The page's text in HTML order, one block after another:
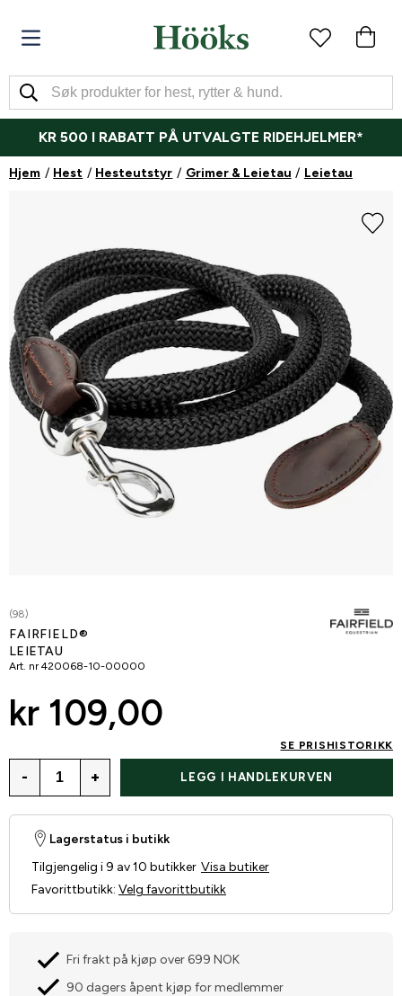
KR 500 I RABATT PÅ UTVALGTE RIDEHJELMER*
Hjem Hest Hesteutstyr Grimer & Leietau Leietau
(98)
FAIRFIELD®
LEIETAU
Art. nr 420068-10-00000
kr 109,00
SE PRISHISTORIKK
- + LEGG I HANDLEKURVEN
Lagerstatus i butikk
Tilgjengelig i 9 av 10 butikker Visa butiker
Favorittbutikk: Velg favorittbutikk
Fri frakt på kjøp over 699 NOK
90 dagers åpent kjøp for medlemmer